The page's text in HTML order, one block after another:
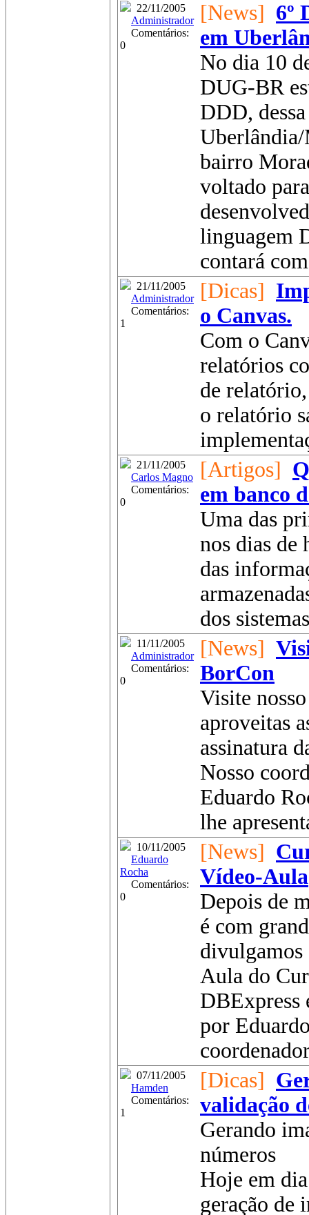
22/11/2005
Administrador
Comentários:
0
[News] 6º
em
No dia 10
DUG-BR
DDD,
bairro
voltado
linguagem
contará
21/11/2005
Administrador
Comentários:
1
[Dicas]
o Canvas.
Com o
relatórios
de
o relatório
21/11/2005
Carlos Magno
Comentários:
0
[Artigos]
em banco
Uma das
nos dias de
das
dos
11/11/2005
Administrador
Comentários:
0
[News]
BorCon
Visite
aproveitas
assinatura
Nosso
Eduardo
lhe
10/11/2005
Eduardo
Rocha
Comentários:
0
[News]
Vídeo-Aula
Depois de
é com
divulgamos
Aula do
DBExpress
por
07/11/2005
Hamden
Comentários:
1
[Dicas]
validação
Gerando
números
Hoje em
geração de